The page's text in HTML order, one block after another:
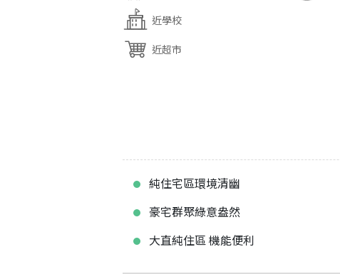
近學校
近超市
純住宅區環境清幽
豪宅群聚綠意盎然
大直純住區 機能便利